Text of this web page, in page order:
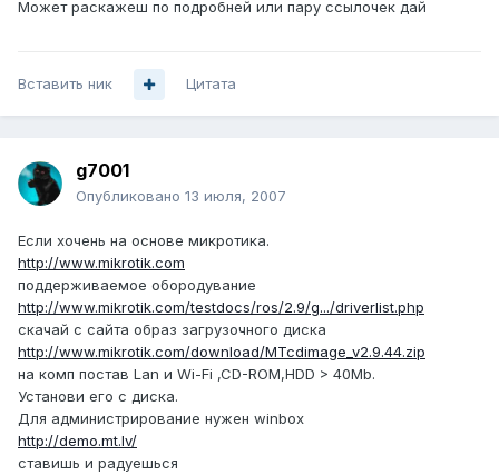
Может раскажеш по подробней или пару ссылочек дай
Вставить ник Цитата
g7001
Опубликовано 13 июля, 2007
Если хочень на основе микротика.
http://www.mikrotik.com
поддерживаемое обородувание
http://www.mikrotik.com/testdocs/ros/2.9/g.../driverlist.php
скачай с сайта образ загрузочного диска
http://www.mikrotik.com/download/MTcdimage_v2.9.44.zip
на комп постав Lan и Wi-Fi ,CD-ROM,HDD > 40Mb.
Установи его с диска.
Для администрирование нужен winbox
http://demo.mt.lv/
ставишь и радуешься